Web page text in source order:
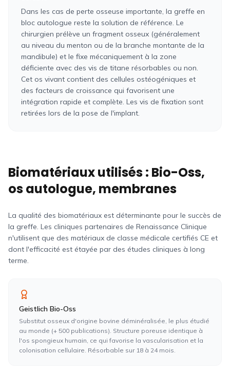
Dans les cas de perte osseuse importante, la greffe en
bloc autologue reste la solution de référence. Le
chirurgien prélève un fragment osseux (généralement
au niveau du menton ou de la branche montante de la
mandibule) et le fixe mécaniquement à la zone
déficiente avec des vis de titane résorbables ou non.
Cet os vivant contient des cellules ostéogéniques et
des facteurs de croissance qui favorisent une
intégration rapide et complète. Les vis de fixation sont
retirées lors de la pose de l'implant.
Biomatériaux utilisés : Bio-Oss,
os autologue, membranes
La qualité des biomatériaux est déterminante pour le succès de
la greffe. Les cliniques partenaires de Renaissance Clinique
n'utilisent que des matériaux de classe médicale certifiés CE et
dont l'efficacité est étayée par des études cliniques à long
terme.
Geistlich Bio-Oss
Substitut osseux d'origine bovine déminéralisée, le plus étudié
au monde (+ 500 publications). Structure poreuse identique à
l'os spongieux humain, ce qui favorise la vascularisation et la
colonisation cellulaire. Résorbable sur 18 à 24 mois.